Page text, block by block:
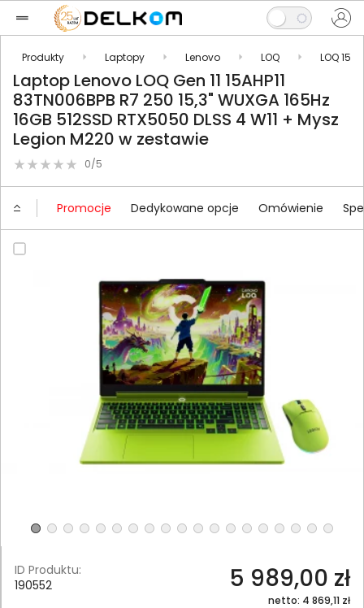
Produkty Laptopy Lenovo LOQ LOQ 15
Laptop Lenovo LOQ Gen 11 15AHP11
83TN006BPB R7 250 15,3" WUXGA 165Hz
16GB 512SSD RTX5050 DLSS 4 W11 + Mysz
Legion M220 w zestawie
0/5
Promocje Dedykowane opcje Omówienie
ID Produktu:
190552
5 989,00 zł
netto: 4 869,11 zł